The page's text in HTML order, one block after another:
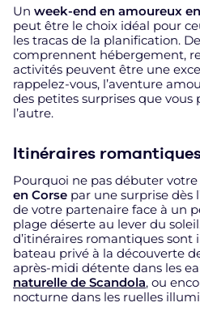
Un week-end en amoureux
peut être le choix idéal pour
les tracas de la planification.
comprennent hébergement,
activités peuvent être une
rappelez-vous, l’aventure
des petites surprises que vous
l’autre.
Itinéraires
Pourquoi ne pas débuter votre
en Corse par une surprise dès
de votre partenaire face à un
plage déserte au lever du
d’itinéraires romantiques sont
bateau privé à la découverte
après-midi détente dans les
naturelle de Scandola, ou
nocturne dans les ruelles